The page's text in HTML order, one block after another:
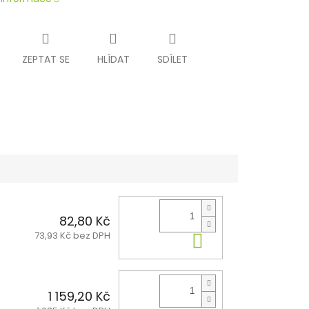
ZEPTAT SE HLÍDAT SDÍLET
82,80 Kč
73,93 Kč bez DPH
1 159,20 Kč